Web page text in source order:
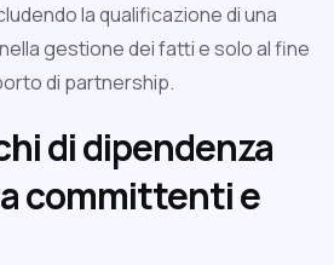
la qualificazione di una
gestione dei fatti e solo al fine
di partnership.
di dipendenza
committenti e